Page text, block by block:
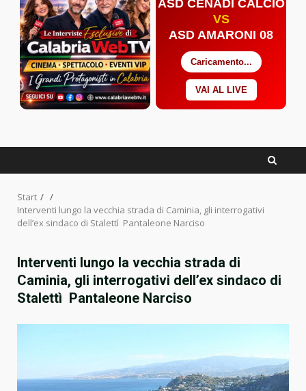
ASD CENADI CALCIO
VS
ASD AMARONI 08
Caricamento...
VAI AL LIVE
Start
Interventi lungo la vecchia strada di Caminia, gli interrogativi
dell’ex sindaco di Stalettì Pantaleone Narciso
Interventi lungo la vecchia strada di
Caminia, gli interrogativi dell’ex sindaco di
Stalettì Pantaleone Narciso